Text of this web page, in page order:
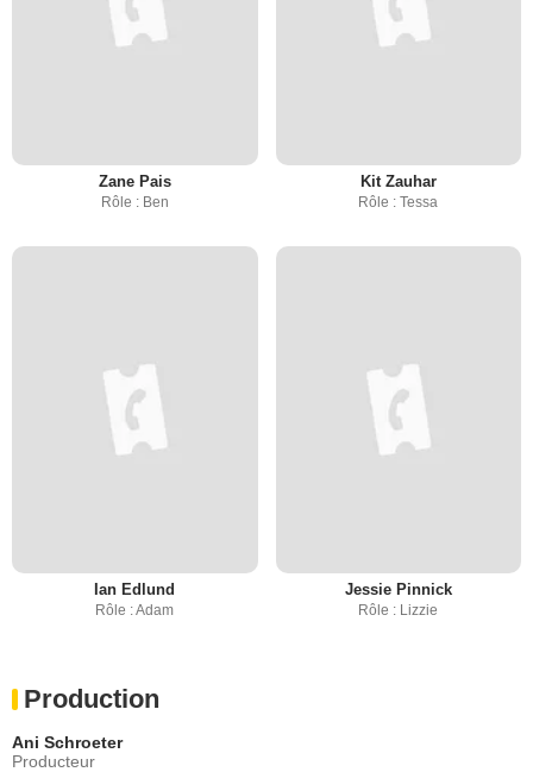
Zane Pais
Rôle : Ben
Kit Zauhar
Rôle : Tessa
Ian Edlund
Rôle : Adam
Jessie Pinnick
Rôle : Lizzie
Production
Ani Schroeter
Producteur